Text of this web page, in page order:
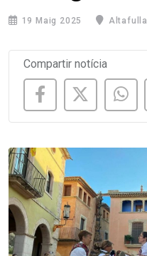
19 Maig 2025 Altafulla
Compartir notícia